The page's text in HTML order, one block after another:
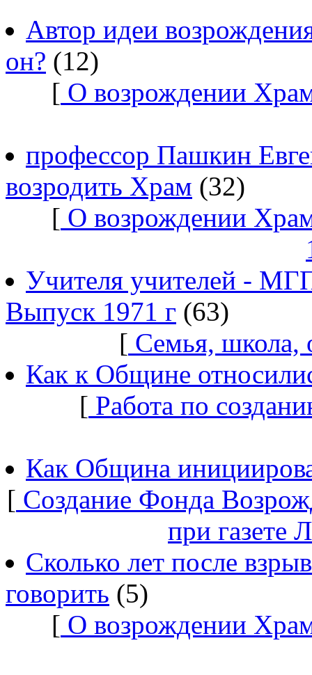
Автор идеи
он? (12)
[ О возрождении
профессор Пашкин
возродить Храм (32)
[ О возрождении
Учителя учителей -
Выпуск 1971 г (63)
[ Семья, школа,
Как к Общине
[ Работа по
Как Община
[ Создание Фонда
при газете
Сколько лет после
говорить (5)
[ О возрождении